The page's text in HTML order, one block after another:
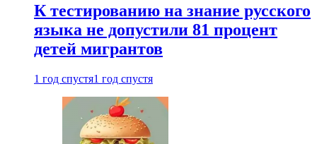
К тестированию на знание русского
языка не допустили 81 процент
детей мигрантов
1 год спустя1 год спустя